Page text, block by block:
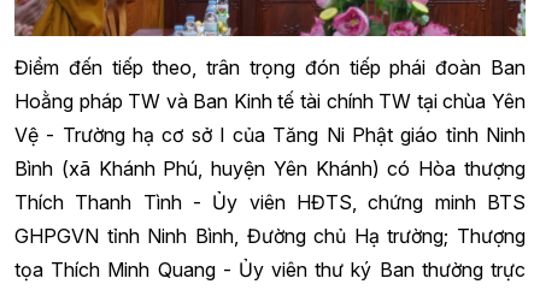
Điểm đến tiếp theo, trân trọng đón tiếp phái đoàn Ban
Hoằng pháp TW và Ban Kinh tế tài chính TW tại chùa Yên
Vệ - Trường hạ cơ sở I của Tăng Ni Phật giáo tỉnh Ninh
Bình (xã Khánh Phú, huyện Yên Khánh) có Hòa thượng
Thích Thanh Tình - Ủy viên HĐTS, chứng minh BTS
GHPGVN tỉnh Ninh Bình, Đường chủ Hạ trường; Thượng
tọa Thích Minh Quang - Ủy viên thư ký Ban thường trực